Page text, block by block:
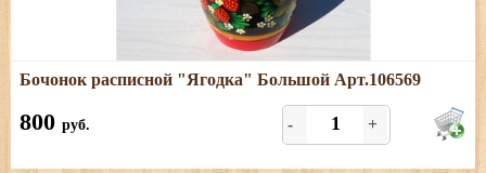
Подробнее
Размеры: диаметр - 12 см; высота (с ручкой) - 16 см
Бочонок расписной "Ягодка" Большой Арт.106569
800 руб. - +